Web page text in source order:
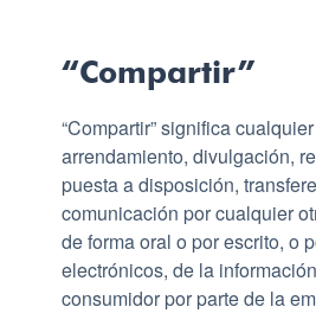
“Compartir”
“Compartir” significa
arrendamiento, divulgación,
puesta a disposición,
comunicación por cualquier
de forma oral o por escrito, o
electrónicos, de la
consumidor por parte de la